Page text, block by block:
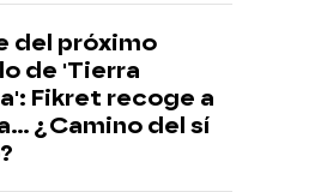
del próximo
de 'Tierra
Fikret recoge a
¿Camino del sí